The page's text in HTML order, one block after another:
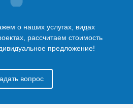
о наших услугах, видах
рассчитаем стоимость
предложение!
вопрос